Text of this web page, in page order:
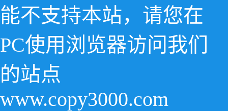
能不支持本站，请您在
PC使用浏览器访问我们
的站点
www.copy3000.com